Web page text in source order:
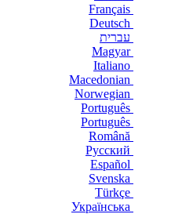
Français
Deutsch
עברית
Magyar
Italiano
Macedonian
Norwegian
Português
Português
Română
Русский
Español
Svenska
Türkçe
Українська